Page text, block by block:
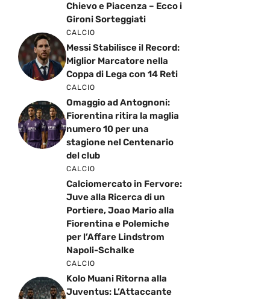
Chievo e Piacenza – Ecco i
Gironi Sorteggiati
CALCIO
Messi Stabilisce il Record:
Miglior Marcatore nella
Coppa di Lega con 14 Reti
CALCIO
Omaggio ad Antognoni:
Fiorentina ritira la maglia
numero 10 per una
stagione nel Centenario
del club
CALCIO
Calciomercato in Fervore:
Juve alla Ricerca di un
Portiere, Joao Mario alla
Fiorentina e Polemiche
per l’Affare Lindstrom
Napoli-Schalke
CALCIO
Kolo Muani Ritorna alla
Juventus: L’Attaccante